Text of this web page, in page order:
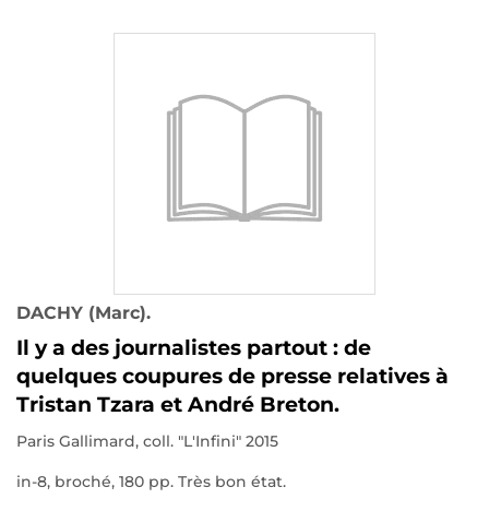
DACHY (Marc).
Il y a des journalistes partout : de
quelques coupures de presse relatives à
Tristan Tzara et André Breton.
Paris Gallimard, coll. "L'Infini" 2015
in-8, broché, 180 pp. Très bon état.